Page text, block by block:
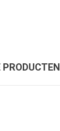
PRODUCTEN